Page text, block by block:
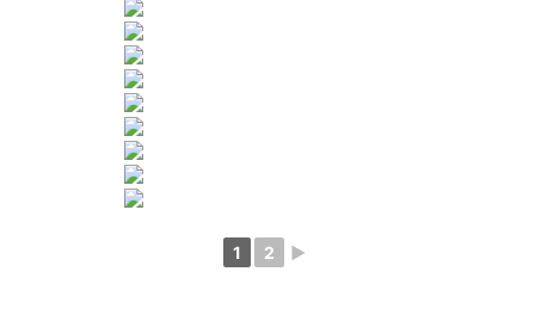
1 2 ►